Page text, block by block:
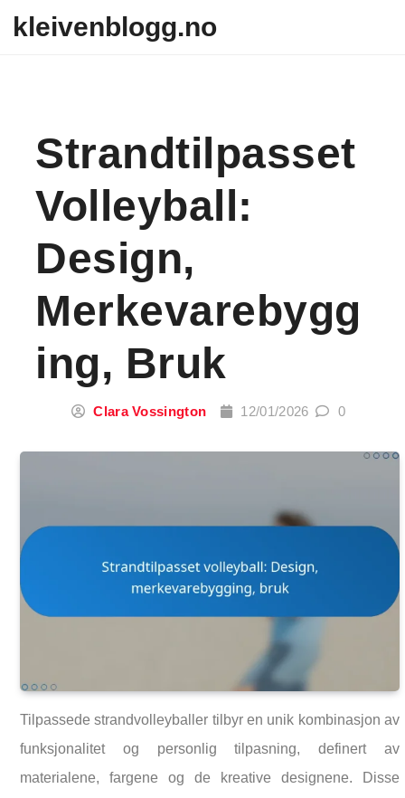
kleivenblogg.no
Strandtilpasset
Volleyball:
Design,
Merkevarebygg
Ing, Bruk
Clara Vossington 12/01/2026 0
Tilpassede strandvolleyballer tilbyr en unik kombinasjon av
funksjonalitet og personlig tilpasning, definert av
materialene, fargene og de kreative designene. Disse